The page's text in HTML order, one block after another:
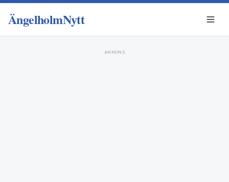
ÄngelholmNytt
ANNONS